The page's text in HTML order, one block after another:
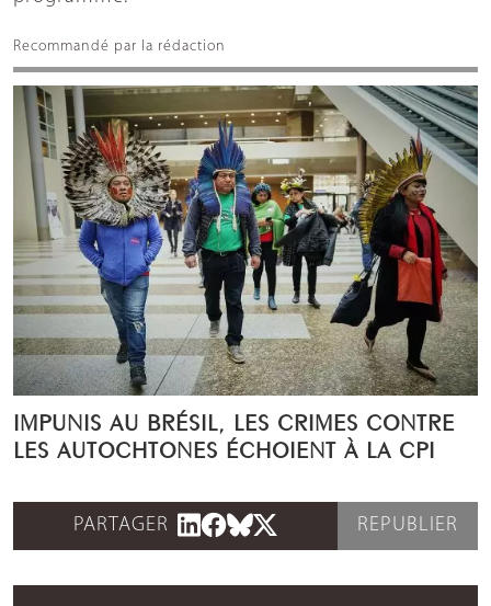
Recommandé par la rédaction
IMPUNIS AU BRÉSIL, LES CRIMES CONTRE
LES AUTOCHTONES ÉCHOIENT À LA CPI
PARTAGER REPUBLIER